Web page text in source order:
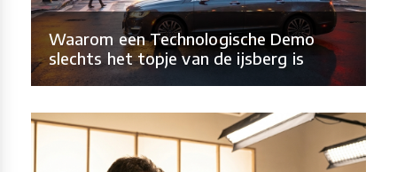
Waarom een Technologische Demo
slechts het topje van de ijsberg is